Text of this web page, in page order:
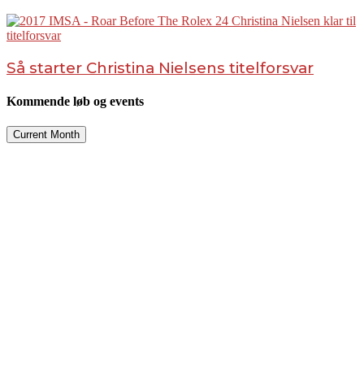
Så starter Christina Nielsens titelforsvar
Kommende løb og events
Current Month